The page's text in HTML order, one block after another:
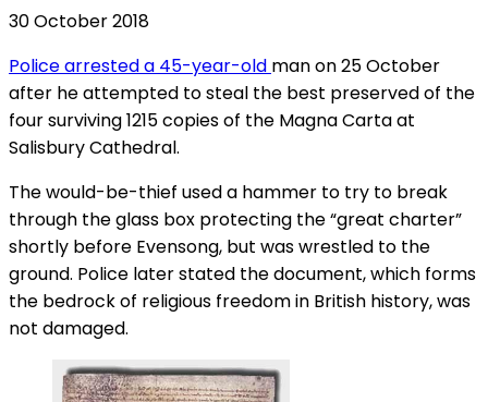
30 October 2018
Police arrested a 45-year-old man on 25 October
after he attempted to steal the best preserved of the
four surviving 1215 copies of the Magna Carta at
Salisbury Cathedral.
The would-be-thief used a hammer to try to break
through the glass box protecting the “great charter”
shortly before Evensong, but was wrestled to the
ground. Police later stated the document, which forms
the bedrock of religious freedom in British history, was
not damaged.